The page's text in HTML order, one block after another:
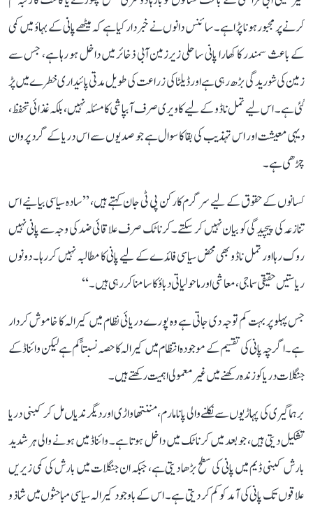
کرنے پر مجبور ہونا پڑا ہے۔ سائنس دانوں نے خبردار کیا ہے کہ میٹھے پانی کے بہاؤ میں کمی
کے باعث سمندر کا کھارا پانی ساحلی زیرزمین آبی ذخائر میں داخل ہو رہا ہے، جس سے
زمین کی شوریدگی بڑھ رہی ہے اور ڈیلٹا کی زراعت کی طویل مدتی پائیداری خطرے میں پڑ
گئی ہے۔ اس لیے تمل ناڈو کے لیے کاویری صرف آبپاشی کا مسئلہ نہیں، بلکہ غذائی تحفظ،
دیہی معیشت اور اس تہذیب کی بقا کا سوال ہے جو صدیوں سے اس دریا کے گرد پروان
چڑھی ہے۔
کسانوں کے حقوق کے لیے سرگرم کارکن پی ٹی جان کہتے ہیں، ’’سادہ سیاسی بیانیے اس
تنازعہ کی پیچیدگی کو بیان نہیں کر سکتے۔ کرناٹک صرف علاقائی ضد کی وجہ سے پانی نہیں
روک رہا اور تمل ناڈو بھی محض سیاسی فائدے کے لیے پانی کا مطالبہ نہیں کر رہا۔ دونوں
ریاستیں حقیقی سماجی، معاشی اور ماحولیاتی دباؤ کا سامنا کر رہی ہیں۔‘‘
جس پہلو پر بہت کم توجہ دی جاتی ہے وہ پورے دریائی نظام میں کیرالہ کا خاموش کردار
ہے۔ اگرچہ پانی کی تقسیم کے موجودہ انتظام میں کیرالہ کا حصہ نسبتاً کم ہے لیکن وائناڈ کے
جنگلات دریا کو زندہ رکھنے میں غیر معمولی اہمیت رکھتے ہیں۔
برہماگیری کی پہاڑیوں سے نکلنے والی پانامارم، مننتھاواڑی اور دیگر ندیاں مل کر کبنی دریا
تشکیل دیتی ہیں، جو بعد میں کرناٹک میں داخل ہوتا ہے۔ وائناڈ میں ہونے والی ہر شدید
بارش کبنی ڈیم میں پانی کی سطح بڑھا دیتی ہے، جبکہ ان جنگلات میں بارش کی کمی زیریں
علاقوں تک پانی کی آمد کو کم کر دیتی ہے۔ اس کے باوجود کیرالہ سیاسی مباحثوں میں شاذ و